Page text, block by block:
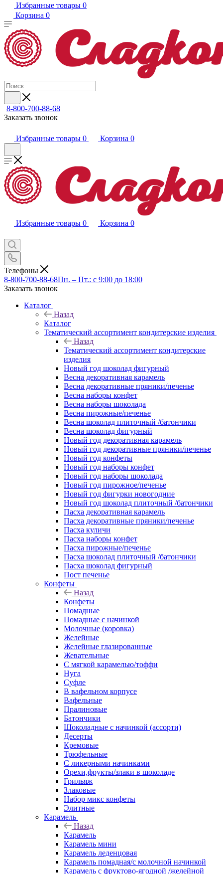
Избранные товары 0
Корзина 0
8-800-700-88-68
Заказать звонок
Избранные товары 0 Корзина 0
Избранные товары 0 Корзина 0
Телефоны
8-800-700-88-68Пн. – Пт.: с 9:00 до 18:00
Заказать звонок
Каталог
Назад
Каталог
Тематический ассортимент кондитерские изделия
Назад
Тематический ассортимент кондитерские
изделия
Новый год шоколад фигурный
Весна декоративная карамель
Весна декоративные пряники/печенье
Весна наборы конфет
Весна наборы шоколада
Весна пирожные/печенье
Весна шоколад плиточный /батончики
Весна шоколад фигурный
Новый год декоративная карамель
Новый год декоративные пряники/печенье
Новый год конфеты
Новый год наборы конфет
Новый год наборы шоколада
Новый год пирожное/печенье
Новый год фигурки новогодние
Новый год шоколад плиточный /батончики
Пасха декоративная карамель
Пасха декоративные пряники/печенье
Пасха куличи
Пасха наборы конфет
Пасха пирожные/печенье
Пасха шоколад плиточный /батончики
Пасха шоколад фигурный
Пост печенье
Конфеты
Назад
Конфеты
Помадные
Помадные с начинкой
Молочные (коровка)
Желейные
Желейные глазированные
Жевательные
С мягкой карамелью/тоффи
Нуга
Суфле
В вафельном корпусе
Вафельные
Пралиновые
Батончики
Шоколадные с начинкой (ассорти)
Десерты
Кремовые
Трюфельные
С ликерными начинками
Орехи,фрукты/злаки в шоколаде
Грильяж
Злаковые
Набор микс конфеты
Элитные
Карамель
Назад
Карамель
Карамель мини
Карамель леденцовая
Карамель помадная/с молочной начинкой
Карамель с фруктово-ягодной /желейной